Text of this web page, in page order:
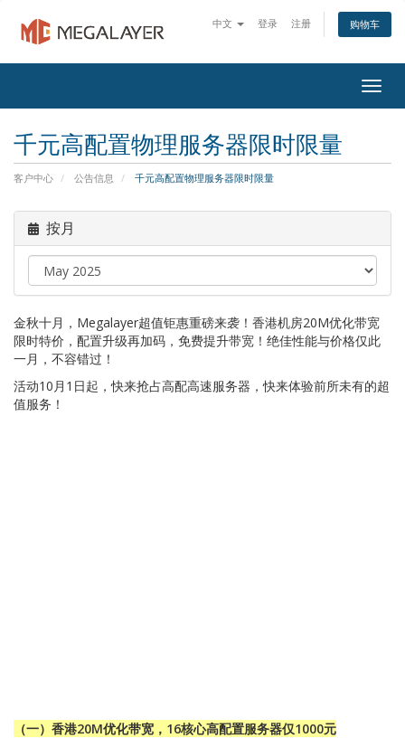
中文 登录 注册 购物车
千元高配置物理服务器限时限量
客户中心 公告信息 千元高配置物理服务器限时限量
按月
金秋十月，Megalayer超值钜惠重磅来袭！香港机房20M优化带宽
限时特价，配置升级再加码，免费提升带宽！绝佳性能与价格仅此
一月，不容错过！
活动10月1日起，快来抢占高配高速服务器，快来体验前所未有的超
值服务！
（一）香港20M优化带宽，16核心高配置服务器仅1000元